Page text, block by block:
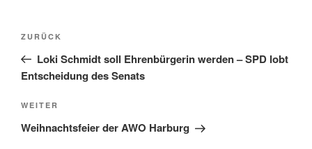
Beitragsnavigation
Vorheriger
Beitrag
ZURÜCK
Loki Schmidt soll Ehrenbürgerin werden – SPD lobt
Entscheidung des Senats
Nächster
Beitrag
WEITER
Weihnachtsfeier der AWO Harburg